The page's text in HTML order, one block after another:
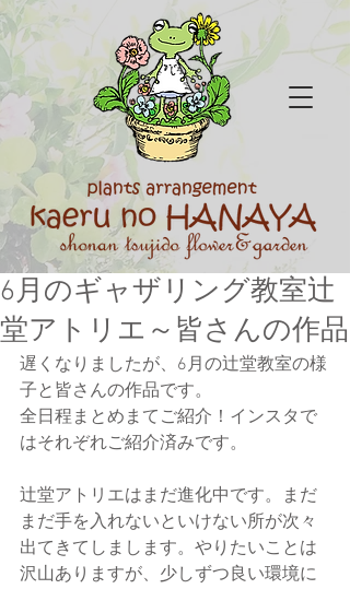
6月のギャザリング教室辻
堂アトリエ～皆さんの作品
遅くなりましたが、6月の辻堂教室の様
子と皆さんの作品です。
全日程まとめまてご紹介！インスタで
はそれぞれご紹介済みです。
辻堂アトリエはまだ進化中です。まだ
まだ手を入れないといけない所が次々
出てきてしまします。やりたいことは
沢山ありますが、少しずつ良い環境に